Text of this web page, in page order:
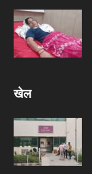
खेल